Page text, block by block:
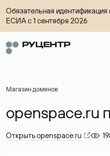
Обязательная идентификация
ЕСИА с 1 сентября 2026
Магазин доменов
openspace.ru
Открыть openspace.ru